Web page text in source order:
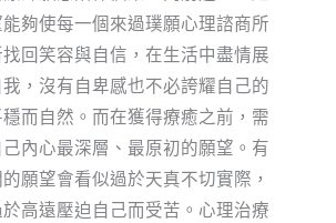
夠使每一個來過璞願心理諮商所
回笑容與自信，在生活中盡情展
，沒有自卑感也不必誇耀自己的
而自然。而在獲得療癒之前，需
內心最深層、最原初的願望。有
願望會看似過於天真不切實際，
高遠壓迫自己而受苦。心理治療